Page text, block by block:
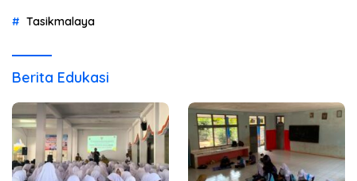
Tasikmalaya
Berita Edukasi